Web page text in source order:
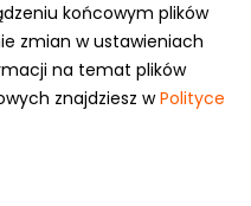
Opony.com.pl
końcowym plików
zmian w ustawieniach
na temat plików
znajdziesz wPolityce